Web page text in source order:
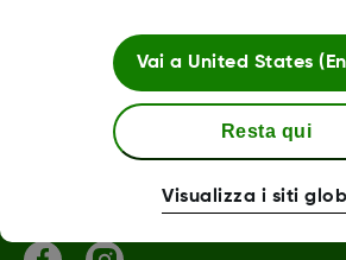
Informazioni su Dexcom
Termini e politiche
Vai a United States
Resta qui
Visualizza i siti